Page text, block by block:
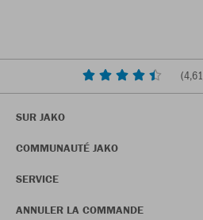
(4,61
SUR JAKO
COMMUNAUTÉ JAKO
SERVICE
ANNULER LA COMMANDE